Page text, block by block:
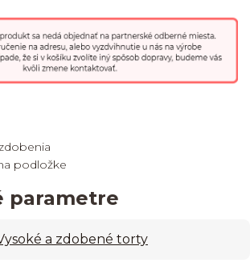
podložke
parametre
a zdobené torty